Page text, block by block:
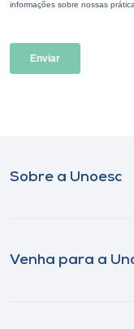
Sobre a Unoesc
Venha para a